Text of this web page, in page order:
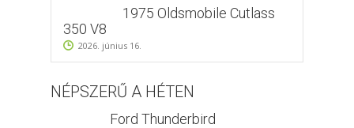
1975 Oldsmobile Cutlass
350 V8
2026. június 16.
NÉPSZERŰ A HÉTEN
Ford Thunderbird